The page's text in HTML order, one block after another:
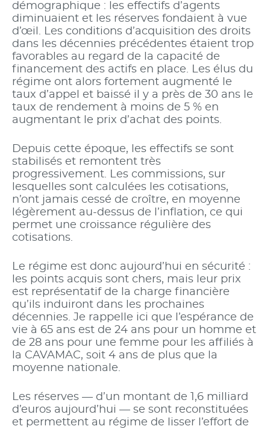
démographique : les effectifs d’agents
diminuaient et les réserves fondaient à vue
d’œil. Les conditions d’acquisition des droits
dans les décennies précédentes étaient trop
favorables au regard de la capacité de
financement des actifs en place. Les élus du
régime ont alors fortement augmenté le
taux d’appel et baissé il y a près de 30 ans le
taux de rendement à moins de 5 % en
augmentant le prix d’achat des points.
Depuis cette époque, les effectifs se sont
stabilisés et remontent très
progressivement. Les commissions, sur
lesquelles sont calculées les cotisations,
n’ont jamais cessé de croître, en moyenne
légèrement au-dessus de l’inflation, ce qui
permet une croissance régulière des
cotisations.
Le régime est donc aujourd’hui en sécurité :
les points acquis sont chers, mais leur prix
est représentatif de la charge financière
qu’ils induiront dans les prochaines
décennies. Je rappelle ici que l’espérance de
vie à 65 ans est de 24 ans pour un homme et
de 28 ans pour une femme pour les affiliés à
la CAVAMAC, soit 4 ans de plus que la
moyenne nationale.
Les réserves — d’un montant de 1,6 milliard
d’euros aujourd’hui — se sont reconstituées
et permettent au régime de lisser l’effort de